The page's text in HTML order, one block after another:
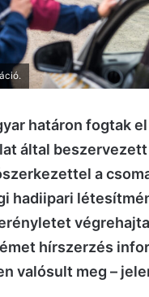
határon fogtak
által
a
hadiipari
hírszerzés
valósult meg –